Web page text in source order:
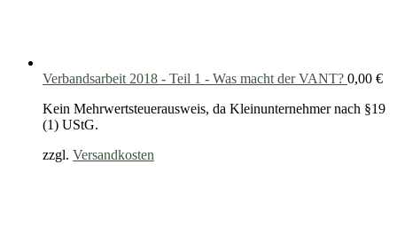
Verbandsarbeit 2018 - Teil 1 - Was macht der VANT? 0,00 €
Kein Mehrwertsteuerausweis, da Kleinunternehmer nach §19
(1) UStG.
zzgl. Versandkosten